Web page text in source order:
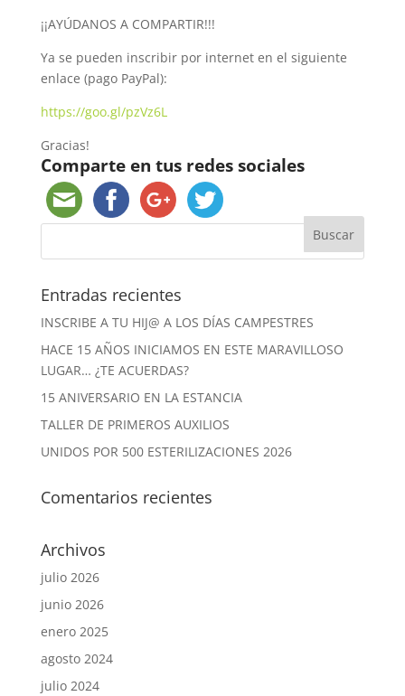
¡¡AYÚDANOS A COMPARTIR!!!
Ya se pueden inscribir por internet en el siguiente
enlace (pago PayPal):
https://goo.gl/pzVz6L
Gracias!
Comparte en tus redes sociales
Entradas recientes
INSCRIBE A TU HIJ@ A LOS DÍAS CAMPESTRES
HACE 15 AÑOS INICIAMOS EN ESTE MARAVILLOSO
LUGAR… ¿TE ACUERDAS?
15 ANIVERSARIO EN LA ESTANCIA
TALLER DE PRIMEROS AUXILIOS
UNIDOS POR 500 ESTERILIZACIONES 2026
Comentarios recientes
Archivos
julio 2026
junio 2026
enero 2025
agosto 2024
julio 2024